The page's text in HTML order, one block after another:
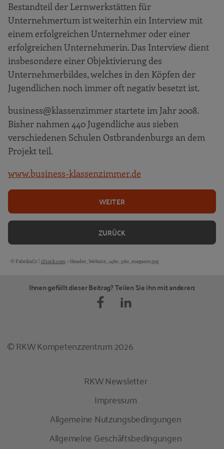
Bestandteil der Lernwerkstätten für
Unternehmertum ist weiterhin ein Interview mit
einem erfolgreichen Unternehmer oder einer
erfolgreichen Unternehmerin. Das Interview dient
insbesondere einer Objektivierung des
Unternehmerbildes, welches in den Köpfen der
Jugendlichen noch immer oft negativ besetzt ist.
business@klassenzimmer startete im Jahr 2008.
Bisher nahmen 440 Jugendliche aus sieben
verschiedenen Schulen Ostbrandenburgs an dem
Projekt teil.
www.business-klassenzimmer.de
ZURÜCK
WEITER
Bildquellen und Copyright-Hinweise
© FabrikaCr / iStock.com – Header_Website_1460_360_magazin.jpg
Ihnen gefällt dieser Beitrag? Teilen Sie ihn mit anderen:
© RKW Kompetenzzentrum 2026
RKW Newsletter
Impressum
Allgemeine Nutzungsbedingungen
Allgemeine Geschäftsbedingungen